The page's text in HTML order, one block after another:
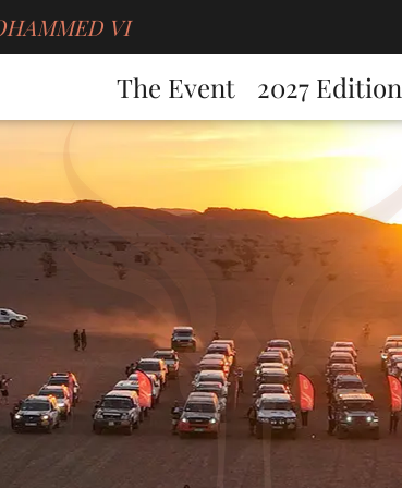
VI
The Event 2027 Edition